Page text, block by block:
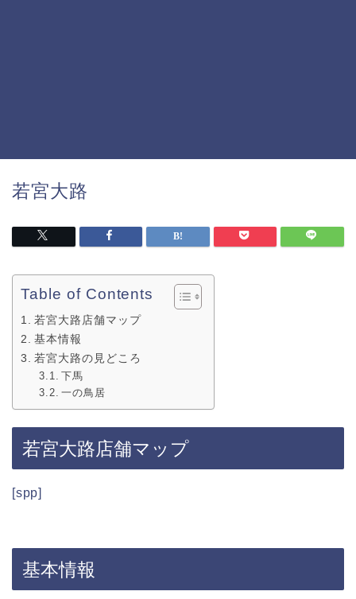
若宮大路
Table of Contents
若宮大路店舗マップ
基本情報
若宮大路の見どころ
下馬
一の鳥居
若宮大路店舗マップ
[spp]
基本情報